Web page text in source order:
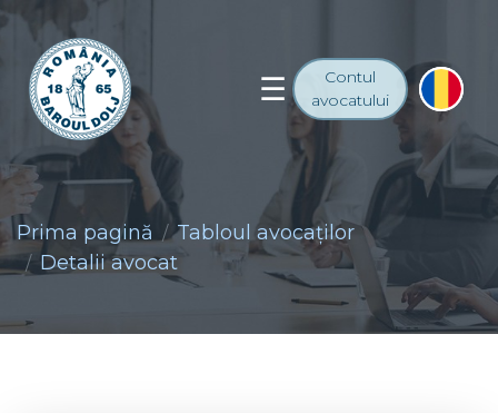
Contul
avocatului
Prima pagină
Tabloul avocaţilor
Detalii avocat